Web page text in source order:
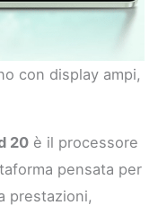
con display ampi,
20 è il processore
pensata per
prestazioni,